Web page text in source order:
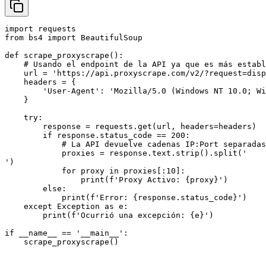
import requests
from bs4 import BeautifulSoup
def scrape_proxyscrape():
# Usando el endpoint de la API ya que es más
url = 'https://api.proxyscrape.com/v2/
    headers = {
'User-Agent': 'Mozilla/5.0 (Windows NT 10.0;
    }
    try:
        response = requests.get(url, headers=headers)
        if response.status_code == 200:
# La API devuelve cadenas IP:Port
            proxies = response.text.strip().split('
')
            for proxy in proxies[:10]:
                print(f'Proxy Activo: {proxy}')
        else:
            print(f'Error: {response.status_code}')
    except Exception as e:
        print(f'Ocurrió una excepción: {e}')
if __name__ == '__main__':
    scrape_proxyscrape()